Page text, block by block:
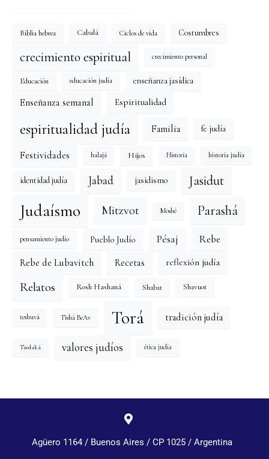
Biblia hebrea Cabalá Ciclos de vida Costumbres
crecimiento espiritual crecimiento personal
Educación educación judía enseñanza jasídica
Enseñanza semanal Espiritualidad
espiritualidad judía Familia fe judía
Festividades halajá Hijos Historia historia judía
identidad judía Jabad jasidismo Jasidut
Judaísmo Mitzvot Moshé Parashá
pensamiento judío Pueblo Judío Pésaj Rebe
Rebe de Lubavitch Recetas reflexión judía
Relatos Rosh Hashaná Shabat Shavuot
teshuvá Tishá BeAv Torá tradición judía
Tzedaká valores judíos ética judía
Agüero 1164 / Buenos Aires / CP 1025 / Argentina